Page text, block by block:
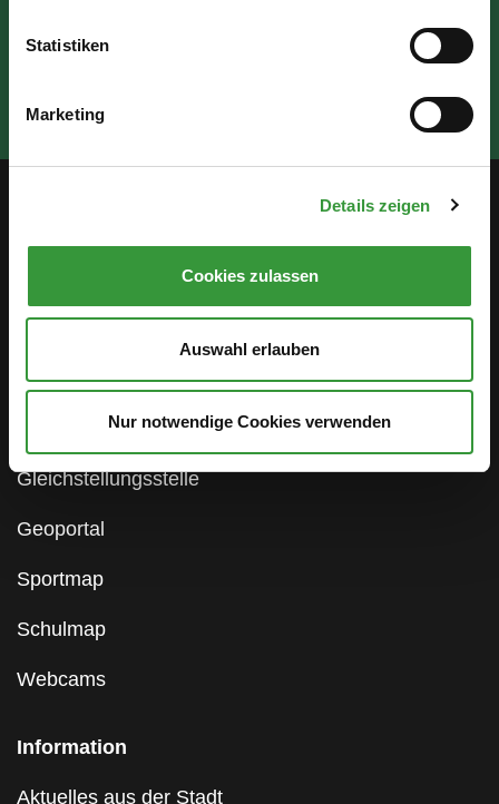
Statistiken
Marketing
Details zeigen
Cookies zulassen
Auswahl erlauben
Nur notwendige Cookies verwenden
Öffentlichkeitsbeteiligung
Antidiskriminierung
Hinweisgebersystem
Gleichstellungsstelle
Geoportal
Sportmap
Schulmap
Webcams
Information
Aktuelles aus der Stadt